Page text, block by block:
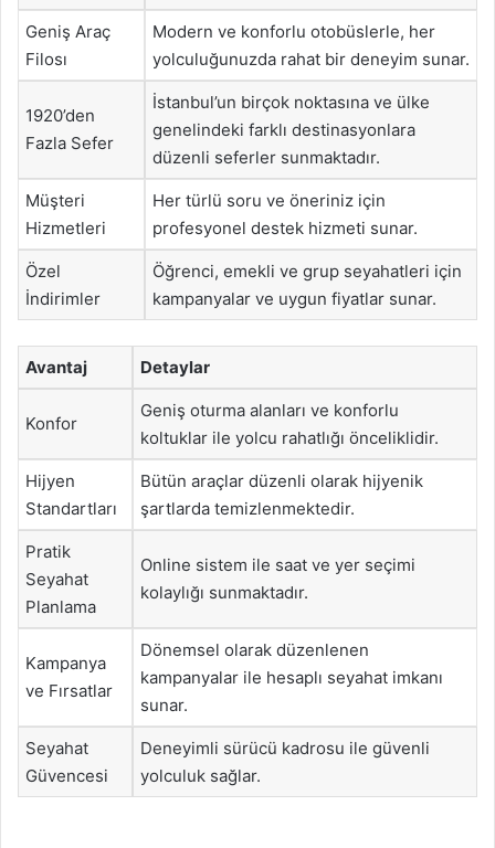
Geniş Araç
Filosı
Modern ve konforlu otobüslerle, her
yolculuğunuzda rahat bir deneyim sunar.
1920’den
Fazla Sefer
İstanbul’un birçok noktasına ve ülke
genelindeki farklı destinasyonlara
düzenli seferler sunmaktadır.
Müşteri
Hizmetleri
Her türlü soru ve öneriniz için
profesyonel destek hizmeti sunar.
Özel
İndirimler
Öğrenci, emekli ve grup seyahatleri için
kampanyalar ve uygun fiyatlar sunar.
Avantaj Detaylar
Konfor
Geniş oturma alanları ve konforlu
koltuklar ile yolcu rahatlığı önceliklidir.
Hijyen
Standartları
Bütün araçlar düzenli olarak hijyenik
şartlarda temizlenmektedir.
Pratik
Seyahat
Planlama
Online sistem ile saat ve yer seçimi
kolaylığı sunmaktadır.
Kampanya
ve Fırsatlar
Dönemsel olarak düzenlenen
kampanyalar ile hesaplı seyahat imkanı
sunar.
Seyahat
Güvencesi
Deneyimli sürücü kadrosu ile güvenli
yolculuk sağlar.